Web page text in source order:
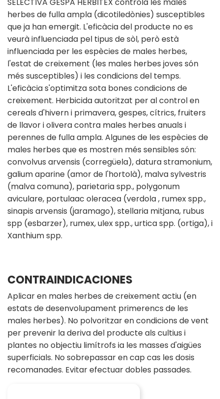
herbes de fulla ampla (dicotiledònies) susceptibles
que ja han emergit. L'eficàcia del producte no es
veurà influenciada pel tipus de sòl, però està
influenciada per les espècies de males herbes,
l'estat de creixement (les males herbes joves són
més susceptibles) i les condicions del temps.
L'eficàcia s'optimitza sota bones condicions de
creixement. Herbicida autoritzat per al control en
cereals d'hivern i primavera, gespes, cítrics, fruiters
de llavor i olivera contra males herbes anuals i
perennes de fulla ampla. Algunes de les espècies de
males herbes que es mostren més sensibles són:
convolvus arvensis (corregüela), datura stramonium,
galium aparine (amor de l'hortolà), malva sylvestris
(malva comuna), parietaria spp., polygonum
aviculare, portulaac oleracea (verdola , rumex spp.,
sinapis arvensis (jaramago), stellaria mitjana, rubus
spp (esbarzer), rumex, ulex spp., urtica spp. (ortiga), i
Xanthium spp.
CONTRAINDICACIONES
Aplicar en males herbes de creixement actiu (en
estats de desenvolupament primerencs de les
males herbes). No polvoritzar en condicions de vent
per prevenir la deriva del producte als cultius i
plantes no objectiu limítrofs ia les masses d'aigües
superficials. No sobrepassar en cap cas les dosis
recomanades. Evitar efectuar dobles passades.